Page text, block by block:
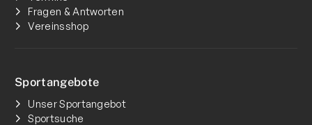
Fragen & Antworten
Vereinsshop
Sportangebote
Unser Sportangebot
Sportsuche